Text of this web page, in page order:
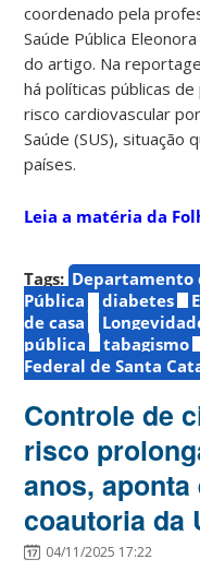
coordenado pela
Saúde Pública
do artigo. Na
há políticas públicas
risco cardiovascular
Saúde (SUS), situação
países.
Leia a matéria da
Tags: Departamento
Pública
diabetes
de casa
pública
tabagismo
Federal de Santa
Controle de
risco
anos,
coautoria da
04/11/2025 17:22